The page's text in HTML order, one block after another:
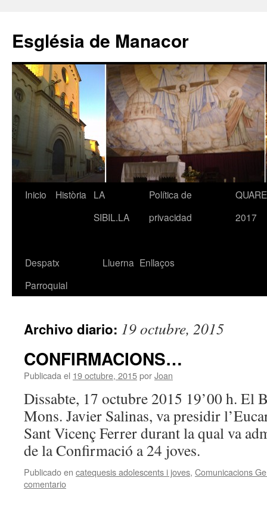
contenido
Església de Manacor
Inicio Història
LA
SIBIL.LA
Política de
privacidad
2017
Despatx
Parroquial
Lluerna Enllaços
Archivo diario: 19 octubre, 2015
CONFIRMACIONS…
Publicada el 19 octubre, 2015porJoan
Dissabte, 17 octubre 2015 19’00 h. El
Mons. Javier Salinas, va presidir
Sant Vicenç Ferrer durant la qual va
de la Confirmació a 24 joves.
Publicado en catequesis adolescents i joves, Comunicacions
comentario